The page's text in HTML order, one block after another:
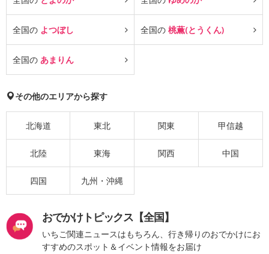
全国の よつぼし 全国の 桃薫(とうくん)
全国の あまりん
その他のエリアから探す
北海道 東北 関東 甲信越
北陸 東海 関西 中国
四国 九州・沖縄
おでかけトピックス【全国】
いちご関連ニュースはもちろん、行き帰りのおでかけにお
すすめのスポット＆イベント情報をお届け